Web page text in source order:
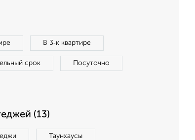
В 3‑к квартире
срок Посуточно
(13)
Таунхаусы